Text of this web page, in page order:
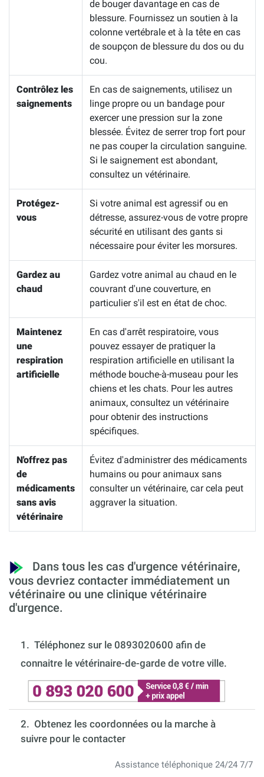
de bouger davantage en cas de
blessure. Fournissez un soutien à la
colonne vertébrale et à la tête en cas
de soupçon de blessure du dos ou du
cou.
Contrôlez les
saignements
En cas de saignements, utilisez un
linge propre ou un bandage pour
exercer une pression sur la zone
blessée. Évitez de serrer trop fort pour
ne pas couper la circulation sanguine.
Si le saignement est abondant,
consultez un vétérinaire.
Protégez-
vous
Si votre animal est agressif ou en
détresse, assurez-vous de votre propre
sécurité en utilisant des gants si
nécessaire pour éviter les morsures.
Gardez au
chaud
Gardez votre animal au chaud en le
couvrant d'une couverture, en
particulier s'il est en état de choc.
Maintenez
une
respiration
artificielle
En cas d'arrêt respiratoire, vous
pouvez essayer de pratiquer la
respiration artificielle en utilisant la
méthode bouche-à-museau pour les
chiens et les chats. Pour les autres
animaux, consultez un vétérinaire
pour obtenir des instructions
spécifiques.
N'offrez pas
de
médicaments
sans avis
vétérinaire
Évitez d'administrer des médicaments
humains ou pour animaux sans
consulter un vétérinaire, car cela peut
aggraver la situation.
Dans tous les cas d'urgence vétérinaire,
vous devriez contacter immédiatement un
vétérinaire ou une clinique vétérinaire
d'urgence.
1. Téléphonez sur le 0893020600 afin de
connaitre le vétérinaire-de-garde de votre ville.
2. Obtenez les coordonnées ou la marche à
suivre pour le contacter
Assistance téléphonique 24/24 7/7